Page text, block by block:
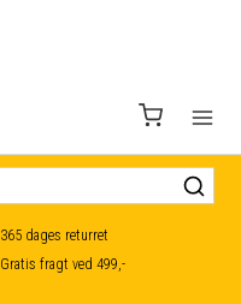
365 dages returret
Gratis fragt ved 499,-